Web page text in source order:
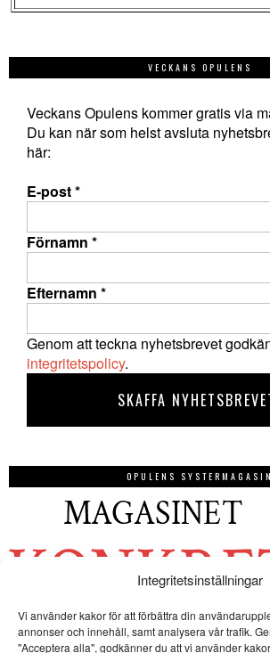
Integritetsinställningar
Vi använder kakor för att förbättra din
annonser och innehåll, samt analysera vår trafik.
"Acceptera alla", godkänner du att vi använder
VECKANS OPULENS
Veckans Opulens kommer gratis via
Du kan när som helst avsluta
här:
E-post*
Förnamn *
Efternamn *
Genom att teckna nyhetsbrevet
integritetspolicy.
OPULENS SYSTERMAGASIN